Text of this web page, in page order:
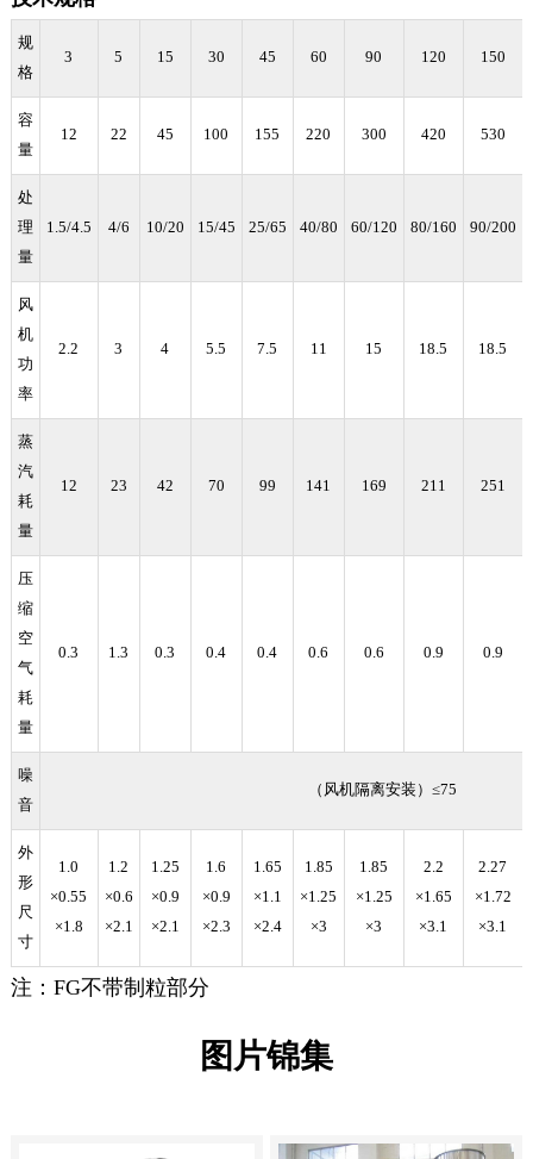
规
格
3 5 15 30 45 60 90 120 150
容
量
12 22 45 100 155 220 300 420 530
处
理
量
1.5/4.5 4/6 10/20 15/45 25/65 40/80 60/120 80/160 90/200
风
机
功
率
2.2 3 4 5.5 7.5 11 15 18.5 18.5
蒸
汽
耗
量
12 23 42 70 99 141 169 211 251
压
缩
空
气
耗
量
0.3 1.3 0.3 0.4 0.4 0.6 0.6 0.9 0.9
噪
音
（风机隔离安装）≤75
外
形
尺
寸
1.0
×0.55
×1.8
1.2
×0.6
×2.1
1.25
×0.9
×2.1
1.6
×0.9
×2.3
1.65
×1.1
×2.4
1.85
×1.25
×3
1.85
×1.25
×3
2.2
×1.65
×3.1
2.27
×1.72
×3.1
注：FG不带制粒部分
图片锦集